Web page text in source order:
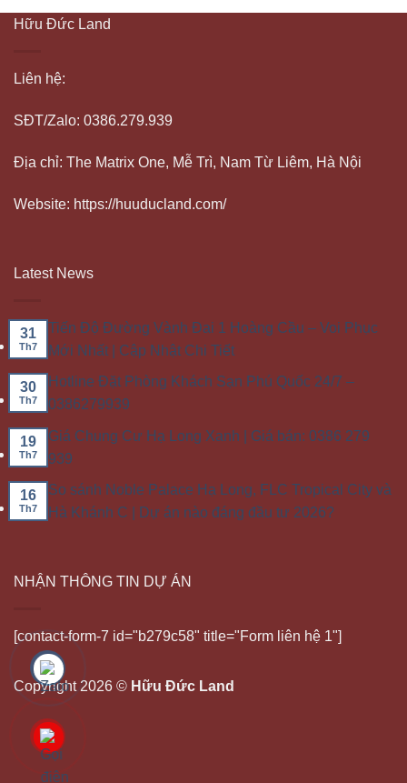
Hữu Đức Land
Liên hệ:
SĐT/Zalo: 0386.279.939
Địa chỉ: The Matrix One, Mễ Trì, Nam Từ Liêm, Hà Nội
Website: https://huuducland.com/
Latest News
31
Th7
Tiến Độ Đường Vành Đai 1 Hoàng Cầu – Voi Phục
Mới Nhất | Cập Nhật Chi Tiết
30
Th7
Hotline Đặt Phòng Khách Sạn Phú Quốc 24/7 –
0386279939
19
Th7
Giá Chung Cư Hạ Long Xanh | Giá bán: 0386 279
939
16
Th7
So sánh Noble Palace Hạ Long, FLC Tropical City và
Hà Khánh C | Dự án nào đáng đầu tư 2026?
NHẬN THÔNG TIN DỰ ÁN
[contact-form-7 id="b279c58" title="Form liên hệ 1"]
Copyright 2026 © Hữu Đức Land